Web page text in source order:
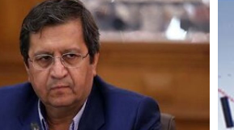
پیوند‌ها